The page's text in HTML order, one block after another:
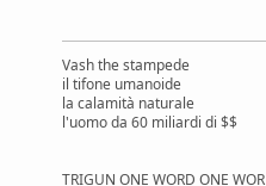
Vash the stampede
il tifone umanoide
la calamità naturale
l'uomo da 60 miliardi di $$
TRIGUN ONE WORD ONE